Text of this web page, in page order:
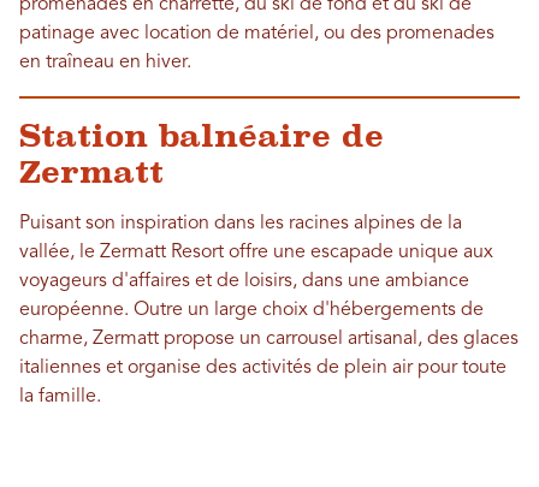
promenades en charrette, du ski de fond et du ski de
patinage avec location de matériel, ou des promenades
en traîneau en hiver.
Station balnéaire de
Zermatt
Puisant son inspiration dans les racines alpines de la
vallée, le Zermatt Resort offre une escapade unique aux
voyageurs d'affaires et de loisirs, dans une ambiance
européenne. Outre un large choix d'hébergements de
charme, Zermatt propose un carrousel artisanal, des glaces
italiennes et organise des activités de plein air pour toute
la famille.